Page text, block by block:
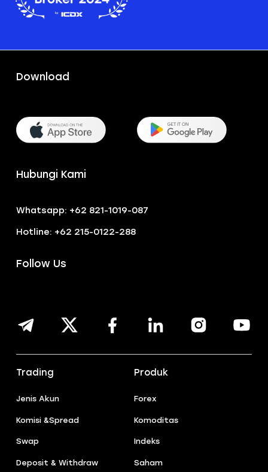
Download
Hubungi Kami
Whatsapp: +62 821-1019-087
Hotline: +62 215-0122-288
Follow Us
Trading
Jenis Akun
Komisi &Spread
Swap
Deposit & Withdraw
Produk
Forex
Komoditas
Indeks
Saham